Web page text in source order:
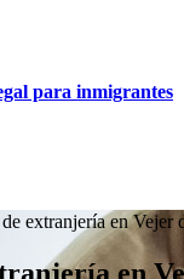
para inmigrantes
extranjería enVejer